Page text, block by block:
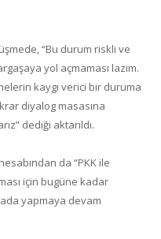
“Bu durum riskli ve
yol açmaması lazım.
kaygı verici bir duruma
diyalog masasına
dediği aktarıldı.
da “PKK ile
için bugüne kadar
yapmaya devam